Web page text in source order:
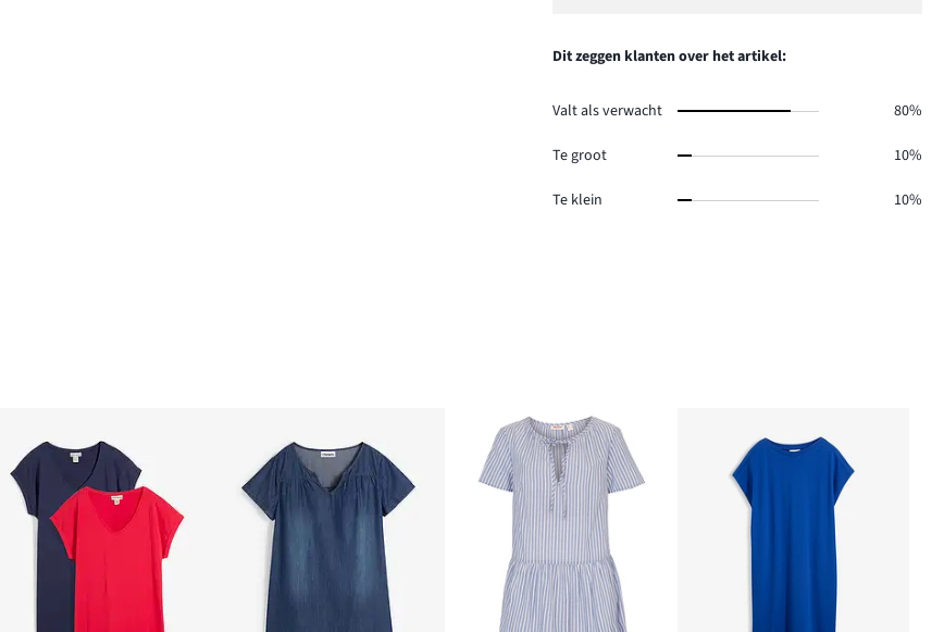
reviews
Dit zeggen klanten over het artikel:
Valt als verwacht 80%
Te groot 10%
Te klein 10%